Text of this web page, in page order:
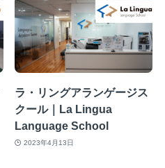
ラ・リングアランゲージス
クール｜La Lingua
Language School
2023年4月13日